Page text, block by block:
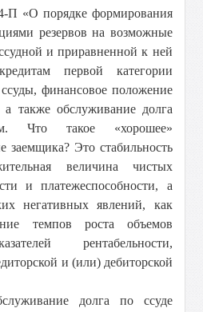
П «О порядке формирования
резервов на возможные
и приравненной к ней
первой категории
ссуды, финансовое положение
а также обслуживание долга
Что такое «хорошее»
заемщика? Это стабильность
величина чистых
и платежеспособности, а
негативных явлений, как
темпов роста объемов
рентабельности,
и (или) дебиторской
долга по ссуде